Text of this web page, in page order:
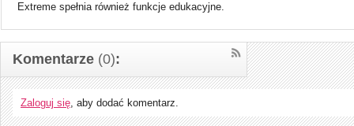
Extreme spełnia również funkcje edukacyjne.
Komentarze (0):
Zaloguj się, aby dodać komentarz.